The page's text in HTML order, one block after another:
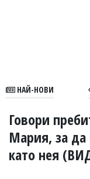
В
УКРАЙНА
СПОРТ
НАЙ-НОВИ
Говори
Мария, за да
като нея